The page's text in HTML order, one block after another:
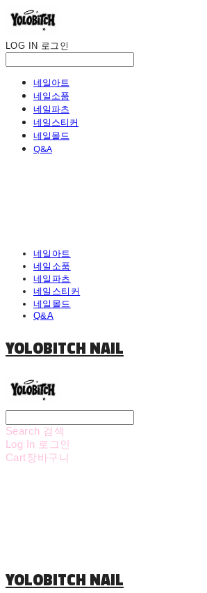
LOG IN 로그인
네일아트
네일소품
네일파츠
네일스티커
네일몰드
Q&A
네일아트
네일소품
네일파츠
네일스티커
네일몰드
Q&A
YOLOBITCH NAIL
Search 검색
Log In 로그인
Cart장바구니
YOLOBITCH NAIL